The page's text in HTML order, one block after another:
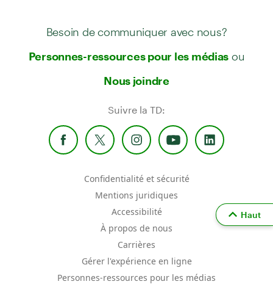
Besoin de communiquer avec nous?
Personnes-ressources pour les médias ou
Nous joindre
Suivre la TD:
Confidentialité et sécurité
Mentions juridiques
Accessibilité
À propos de nous
Carrières
Gérer l'expérience en ligne
Personnes-ressources pour les médias
Haut